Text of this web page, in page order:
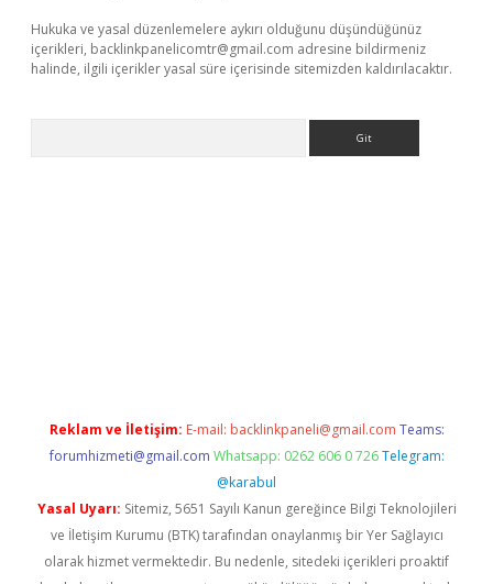
Hukuka ve yasal düzenlemelere aykırı olduğunu düşündüğünüz
içerikleri, backlinkpanelicomtr@gmail.com adresine bildirmeniz
halinde, ilgili içerikler yasal süre içerisinde sitemizden kaldırılacaktır.
Reklam ve İletişim: E-mail: backlinkpaneli@gmail.com Teams:
forumhizmeti@gmail.com Whatsapp: 0262 606 0 726 Telegram:
@karabul
Yasal Uyarı: Sitemiz, 5651 Sayılı Kanun gereğince Bilgi Teknolojileri
ve İletişim Kurumu (BTK) tarafından onaylanmış bir Yer Sağlayıcı
olarak hizmet vermektedir. Bu nedenle, sitedeki içerikleri proaktif